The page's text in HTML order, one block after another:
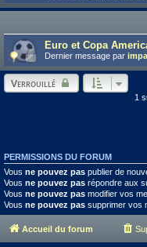
Euro et Copa
Dernier message par
Verrouillé
1
PERMISSIONS DU FORUM
Vous ne pouvez pas publier de
Vous ne pouvez pas répondre aux
Vous ne pouvez pas modifier vos
Vous ne pouvez pas supprimer vos
Accueil du forum